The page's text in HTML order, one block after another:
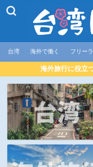
台湾 海外で働く フリー
海外旅行に役立